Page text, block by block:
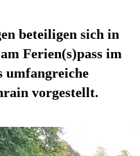
beteiligen sich in
Ferien(s)pass im
umfangreiche
vorgestellt.